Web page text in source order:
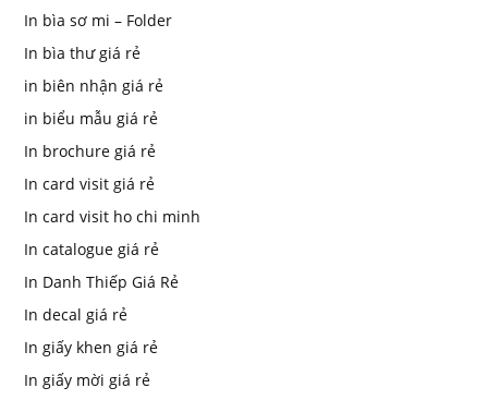
In bìa sơ mi – Folder
In bìa thư giá rẻ
in biên nhận giá rẻ
in biểu mẫu giá rẻ
In brochure giá rẻ
In card visit giá rẻ
In card visit ho chi minh
In catalogue giá rẻ
In Danh Thiếp Giá Rẻ
In decal giá rẻ
In giấy khen giá rẻ
In giấy mời giá rẻ